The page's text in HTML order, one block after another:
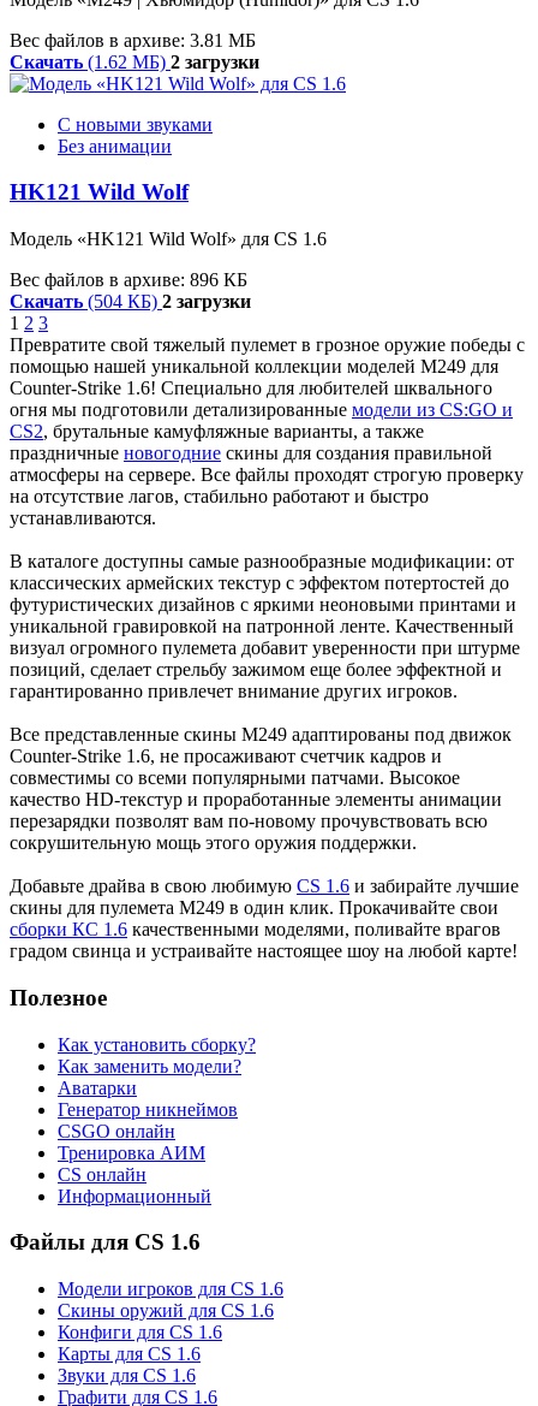
Вес файлов в архиве: 3.81 МБ
Скачать (1.62 МБ) 2 загрузки
С новыми звуками
Без анимации
HK121 Wild Wolf
Модель «HK121 Wild Wolf» для CS 1.6
Вес файлов в архиве: 896 КБ
Скачать (504 КБ) 2 загрузки
1 2 3
Превратите свой тяжелый пулемет в грозное оружие победы с
помощью нашей уникальной коллекции моделей M249 для
Counter-Strike 1.6! Специально для любителей шквального
огня мы подготовили детализированные модели из CS:GO и
CS2, брутальные камуфляжные варианты, а также
праздничные новогодние скины для создания правильной
атмосферы на сервере. Все файлы проходят строгую проверку
на отсутствие лагов, стабильно работают и быстро
устанавливаются.
В каталоге доступны самые разнообразные модификации: от
классических армейских текстур с эффектом потертостей до
футуристических дизайнов с яркими неоновыми принтами и
уникальной гравировкой на патронной ленте. Качественный
визуал огромного пулемета добавит уверенности при штурме
позиций, сделает стрельбу зажимом еще более эффектной и
гарантированно привлечет внимание других игроков.
Все представленные скины M249 адаптированы под движок
Counter-Strike 1.6, не просаживают счетчик кадров и
совместимы со всеми популярными патчами. Высокое
качество HD-текстур и проработанные элементы анимации
перезарядки позволят вам по-новому прочувствовать всю
сокрушительную мощь этого оружия поддержки.
Добавьте драйва в свою любимую CS 1.6 и забирайте лучшие
скины для пулемета M249 в один клик. Прокачивайте свои
сборки КС 1.6 качественными моделями, поливайте врагов
градом свинца и устраивайте настоящее шоу на любой карте!
Полезное
Как установить сборку?
Как заменить модели?
Аватарки
Генератор никнеймов
CSGO онлайн
Тренировка АИМ
CS онлайн
Информационный
Файлы для CS 1.6
Модели игроков для CS 1.6
Скины оружий для CS 1.6
Конфиги для CS 1.6
Карты для CS 1.6
Звуки для CS 1.6
Графити для CS 1.6